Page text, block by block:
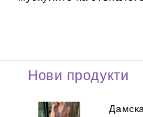
Нови продукти